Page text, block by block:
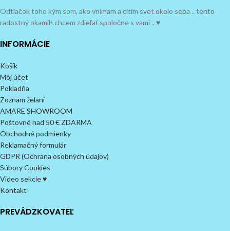
Odtlačok toho kým som, ako vnímam a cítim svet okolo seba .. tento
radostný okamih chcem zdieľať spoločne s vami .. ♥
INFORMÁCIE
Košík
Môj účet
Pokladňa
Zoznam želaní
AMARE SHOWROOM
Poštovné nad 50 € ZDARMA
Obchodné podmienky
Reklamačný formulár
GDPR (Ochrana osobných údajov)
Súbory Cookies
Video sekcie ♥
Kontakt
PREVÁDZKOVATEĽ